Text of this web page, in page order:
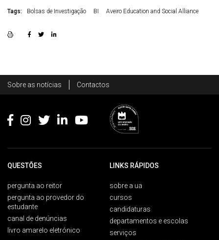
Tags: Bolsas de Investigação BI Aveiro Education and Social Alliance
Footer
Sobre as notícias Contactos
QUESTÕES
pergunta ao reitor
pergunta ao provedor do
estudante
canal de denúncias
livro amarelo eletrónico
LINKS RÁPIDOS
sobre a ua
cursos
candidaturas
departamentos e escolas
serviços